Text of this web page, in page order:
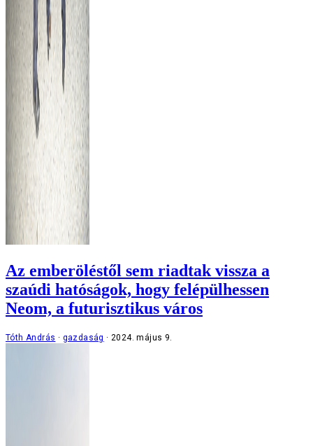
Az emberöléstől sem riadtak vissza a
szaúdi hatóságok, hogy felépülhessen
Neom, a futurisztikus város
Tóth András gazdaság 2024. május 9.